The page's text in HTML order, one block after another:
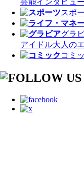
スポ
グラ
アイドル大人の
コミ